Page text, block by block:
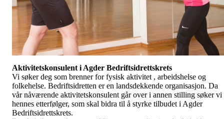
Aktivitetskonsulent i Agder Bedriftsidrettskrets
Vi søker deg som brenner for fysisk aktivitet , arbeidshelse og
folkehelse. Bedriftsidretten er en landsdekkende organisasjon. Da
vår nåværende aktivitetskonsulent går over i annen stilling søker vi
hennes etterfølger, som skal bidra til å styrke tilbudet i Agder
Bedriftsidrettskrets.